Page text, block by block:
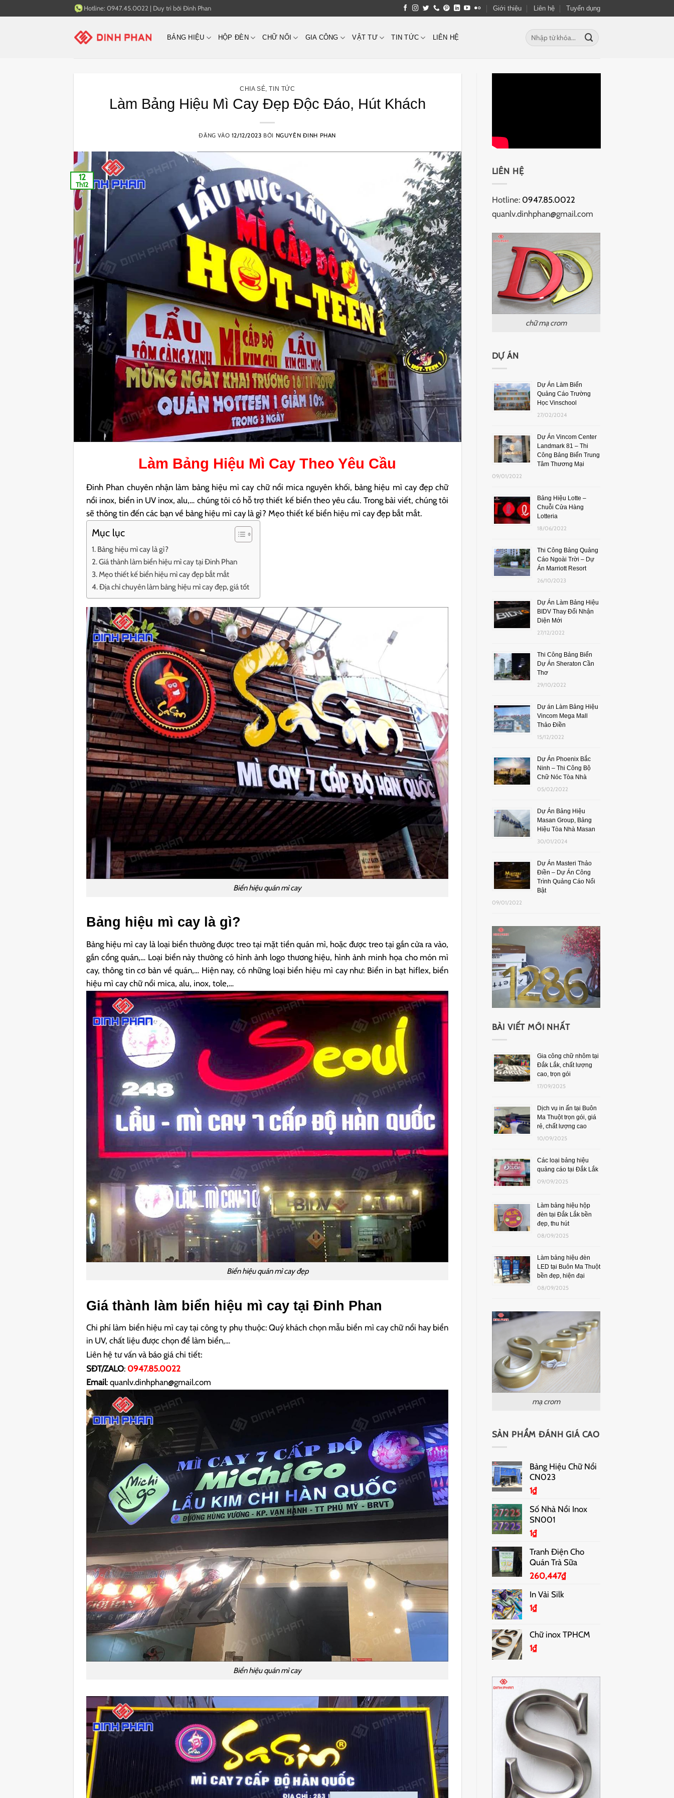
qua
Hotline: 0947.45.0022 | Duy trì bởi Đinh Phan Giới thiệu Liên hệ Tuyển dụng
BẢNG HIỆU HỘP ĐÈN CHỮ NỔI GIA CÔNG VẬT TƯ TIN TỨC LIÊN HỆ
Tìm
kiếm:
CHIA SẺ ,TIN TỨC
Làm Bảng Hiệu Mì Cay Đẹp Độc Đáo, Hút Khách
ĐĂNG VÀO 12/12/2023 BỞI NGUYÊN ĐINH PHAN
12
Th12
Làm Bảng Hiệu Mì Cay Theo Yêu Cầu
Đinh Phan chuyên nhận làm bảng hiệu mì cay chữ nổi mica nguyên khối, bảng hiệu mì cay đẹp chữ
nổi inox, biển in UV inox, alu,… chúng tôi có hỗ trợ thiết kế biển theo yêu cầu. Trong bài viết, chúng tôi
sẽ thông tin đến các bạn về bảng hiệu mì cay là gì? Mẹo thiết kế biển hiệu mì cay đẹp bắt mắt.
Mục lục
Bảng hiệu mì cay là gì?
Giá thành làm biển hiệu mì cay tại Đinh Phan
Mẹo thiết kế biển hiệu mì cay đẹp bắt mắt
Địa chỉ chuyên làm bảng hiệu mì cay đẹp, giá tốt
Biển hiệu quán mì cay
Bảng hiệu mì cay là gì?
Bảng hiệu mì cay là loại biển thường được treo tại mặt tiền quán mì, hoặc được treo tại gần cửa ra vào,
gần cổng quán,… Loại biển này thường có hình ảnh logo thương hiệu, hình ảnh minh họa cho món mì
cay, thông tin cơ bản về quán,… Hiện nay, có những loại biển hiệu mì cay như: Biển in bạt hiflex, biển
hiệu mì cay chữ nổi mica, alu, inox, tole,…
Biển hiệu quán mì cay đẹp
Giá thành làm biển hiệu mì cay tại Đinh Phan
Chi phí làm biển hiệu mì cay tại công ty phụ thuộc: Quý khách chọn mẫu biển mì cay chữ nổi hay biển
in UV, chất liệu được chọn để làm biển,…
Liên hệ tư vấn và báo giá chi tiết:
SĐT/ZALO: 0947.85.0022
Email: quanlv.dinhphan@gmail.com
Biển hiệu quán mì cay
LIÊN HỆ
Hotline: 0947.85.0022
quanlv.dinhphan@gmail.com
chữ mạ crom
DỰ ÁN
Dự Án Làm Biển
Quảng Cáo Trường
Học Vinschool
27/02/2024
Dự Án Vincom Center
Landmark 81 – Thi
Công Bảng Biển Trung
Tâm Thương Mại
09/01/2022
Bảng Hiệu Lotte –
Chuỗi Cửa Hàng
Lotteria
18/06/2022
Thi Công Bảng Quảng
Cáo Ngoài Trời – Dự
Án Marriott Resort
26/10/2023
Dự Án Làm Bảng Hiệu
BIDV Thay Đổi Nhận
Diện Mới
27/12/2022
Thi Công Bảng Biển
Dự Án Sheraton Cần
Thơ
29/10/2022
Dự án Làm Bảng Hiệu
Vincom Mega Mall
Thảo Điền
15/12/2022
Dự Án Phoenix Bắc
Ninh – Thi Công Bộ
Chữ Nóc Tòa Nhà
05/02/2022
Dự Án Bảng Hiệu
Masan Group, Bảng
Hiệu Tòa Nhà Masan
30/01/2024
Dự Án Masteri Thảo
Điền – Dự Án Công
Trình Quảng Cáo Nổi
Bật
09/01/2022
BÀI VIẾT MỚI NHẤT
Gia công chữ nhôm tại
Đắk Lắk, chất lượng
cao, trọn gói
17/09/2025
Dịch vụ in ấn tại Buôn
Ma Thuột trọn gói, giá
rẻ, chất lượng cao
10/09/2025
Các loại bảng hiệu
quảng cáo tại Đắk Lắk
09/09/2025
Làm bảng hiệu hộp
đèn tại Đắk Lắk bền
đẹp, thu hút
08/09/2025
Làm bảng hiệu đèn
LED tại Buôn Ma Thuột
bền đẹp, hiện đại
08/09/2025
mạ crom
SẢN PHẨM ĐÁNH GIÁ CAO
Bảng Hiệu Chữ Nổi
CN023
1₫
Số Nhà Nổi Inox
SN001
1₫
Tranh Điện Cho
Quán Trà Sữa
260,447₫
In Vải Silk
1₫
Chữ inox TPHCM
1₫